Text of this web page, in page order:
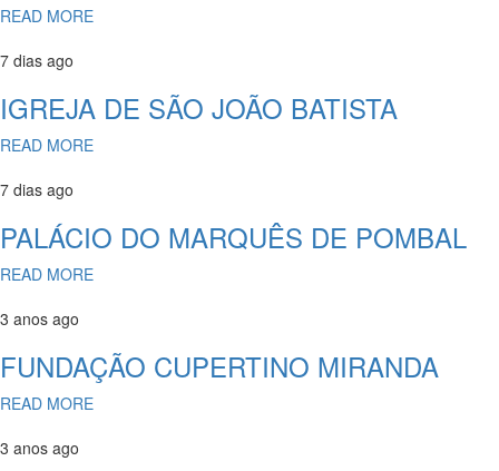
READ MORE
7 dias ago
IGREJA DE SÃO JOÃO BATISTA
READ MORE
7 dias ago
PALÁCIO DO MARQUÊS DE POMBAL
READ MORE
3 anos ago
FUNDAÇÃO CUPERTINO MIRANDA
READ MORE
3 anos ago